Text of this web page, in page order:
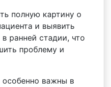
полную картину о
и выявить
ранней стадии, что
проблему и
особенно важны в